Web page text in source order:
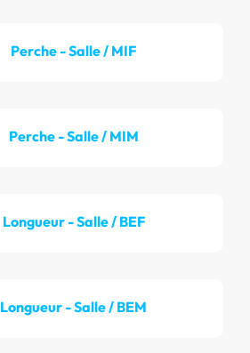
Perche - Salle / MIF
Perche - Salle / MIM
Longueur - Salle / BEF
Longueur - Salle / BEM